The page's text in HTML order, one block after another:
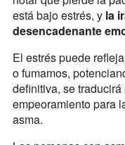
está bajo estrés, y la
desencadenante
El estrés puede
o fumamos,
definitiva, se
empeoramiento para
asma.